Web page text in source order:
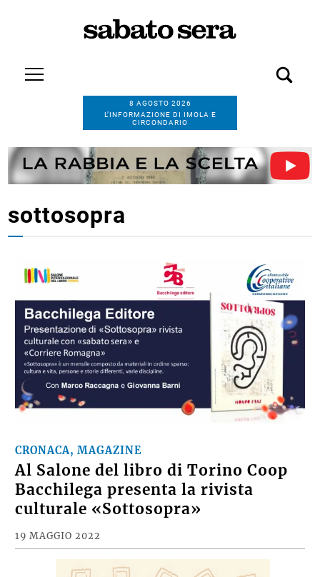
8 AGOSTO 2026
L’INFORMAZIONE DI IMOLA E
CIRCONDARIO
sottosopra
CRONACA, MAGAZINE
Al Salone del libro di Torino Coop
Bacchilega presenta la rivista
culturale «Sottosopra»
19 MAGGIO 2022